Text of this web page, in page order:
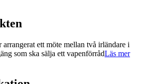
ett möte mellan två irländare i
som ska sälja ett vapenförrådLäs mer